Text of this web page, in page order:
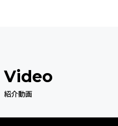
Video
紹介動画